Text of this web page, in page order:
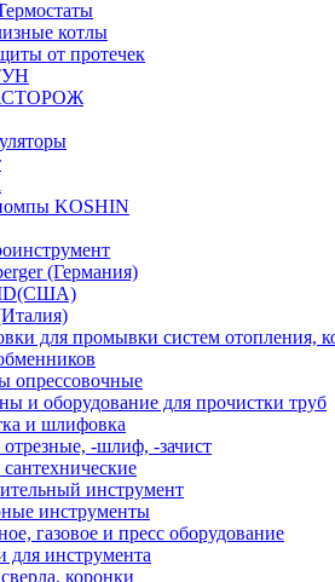
котлы
от протечек
KOSHIN
(Германия)
для промывки систем отопления,
опрессовочные
и оборудование для прочистки труб
и шлифовка
-шлиф, -зачист
инструмент
инструменты
газовое и пресс оборудование
для инструмента
коронки